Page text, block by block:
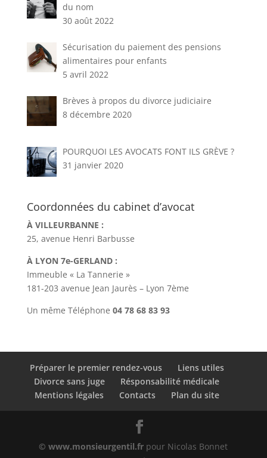
du nom
30 août 2022
Sécurisation du paiement des pensions
alimentaires pour enfants
5 avril 2022
Brèves à propos du divorce judiciaire
8 décembre 2020
POURQUOI LES AVOCATS FONT ILS GRÈVE ?
31 janvier 2020
Coordonnées du cabinet d’avocat
À VILLEURBANNE :
25, avenue Henri Barbusse
À LYON 7e-GERLAND :
Immeuble « La Tannerie »
181-203 avenue Jean Jaurès – Lyon 7ème
Un même Téléphone 04 78 68 83 93
Préparer le premier rendez-vous
Liens utiles
Divorce sans juge
Résponsabilité médicale
Mentions légales
Contacts Plan du site
© www.monsieurgentil.fr pour Nicolas Bonnet